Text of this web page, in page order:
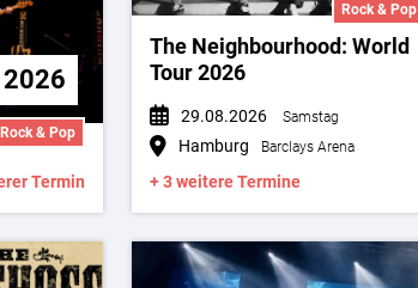
Rock & Pop
2026
Termin
Rock & Pop
The Neighbourhood: World
Tour 2026
29.08.2026 Samstag
Hamburg Barclays Arena
+ 3 weitere Termine